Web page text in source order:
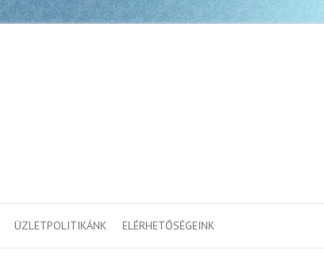
ÜZLETPOLITIKÁNK ELÉRHETŐSÉGEINK